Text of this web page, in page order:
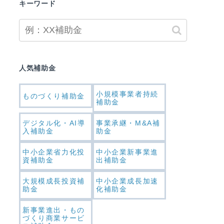
キーワード
人気補助金
ものづくり補助金
小規模事業者持続
補助金
デジタル化・AI導
入補助金
事業承継・M&A補
助金
中小企業省力化投
資補助金
中小企業新事業進
出補助金
大規模成長投資補
助金
中小企業成長加速
化補助金
新事業進出・もの
づくり商業サービ